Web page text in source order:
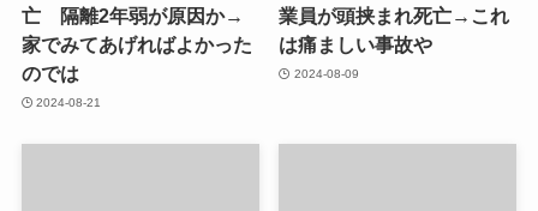
亡 隔離2年弱が原因か→
家でみてあげればよかった
のでは
2024-08-21
業員が頭挟まれ死亡→これ
は痛ましい事故や
2024-08-09